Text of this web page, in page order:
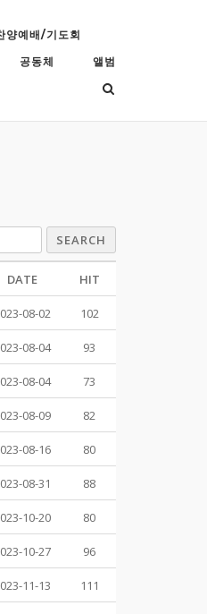
양예배/기도회
공동체 앨범
SEARCH
DATE HIT
08-02 102
08-04 93
08-04 73
08-09 82
08-16 80
08-31 88
10-20 80
10-27 96
11-13 111